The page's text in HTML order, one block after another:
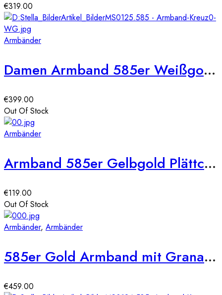
€319.00
Armbänder
Damen Armband 585er Weißgold Zirkonia Kreuz Anhänger
€399.00
Out Of Stock
Armbänder
Armband 585er Gelbgold Plättchen Baby Fuss und Hand
€119.00
Out Of Stock
Armbänder, Armbänder
585er Gold Armband mit Granat 19 cm
€459.00